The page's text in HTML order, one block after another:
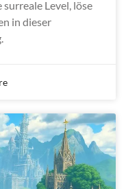
surreale Level, löse
in dieser